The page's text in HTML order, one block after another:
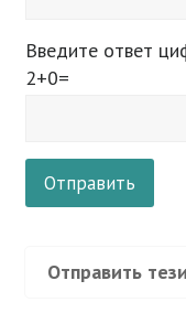
Введите ответ
2+0=
Отправить